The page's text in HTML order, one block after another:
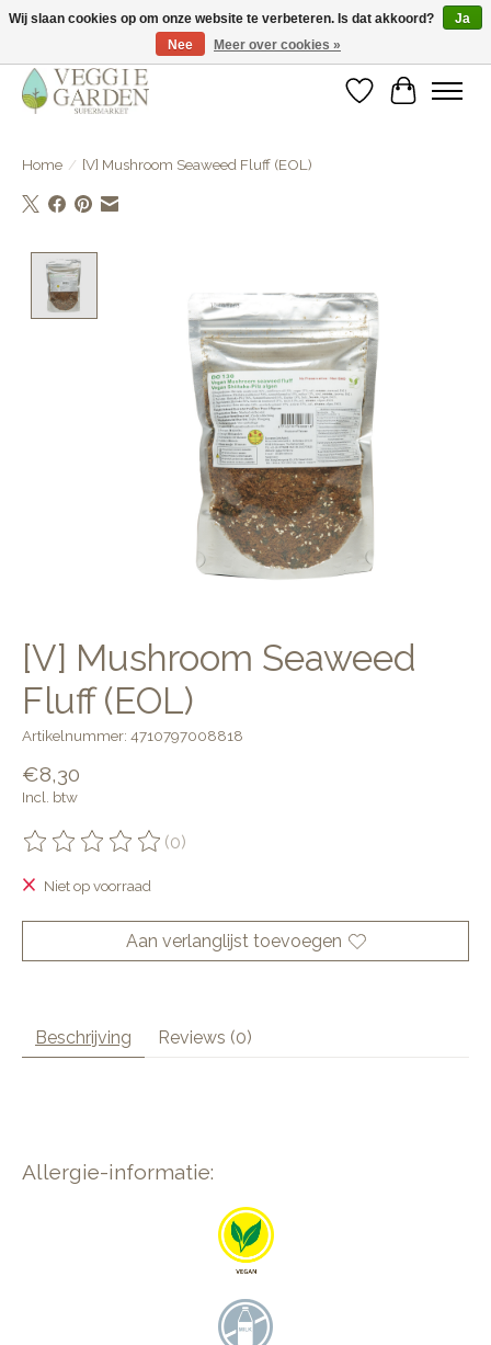
vegan & veggie products | free store pick-up
Verlanglijst
Home / [V] Mushroom Seaweed Fluff (EOL)
[V] Mushroom Seaweed
Fluff (EOL)
Artikelnummer: 4710797008818
€8,30
Incl. btw
De beoordeling van dit product is
(0)
Niet op voorraad
Aan verlanglijst toevoegen
Beschrijving Reviews (0)
Allergie-informatie:
Wij slaan cookies op om onze website te verbeteren. Is dat akkoord?
Ja
Nee
Meer over cookies »